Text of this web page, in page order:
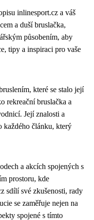
inlinesport.cz a váš
a duší bruslačka,
působením, aby
tipy a inspiraci pro vaše
které se stalo její
rekreační bruslačka a
Její znalosti a
každého článku, který
a akcích spojených s
prostoru, kde
sdílí své zkušenosti, rady
se zaměřuje nejen na
spojené s tímto